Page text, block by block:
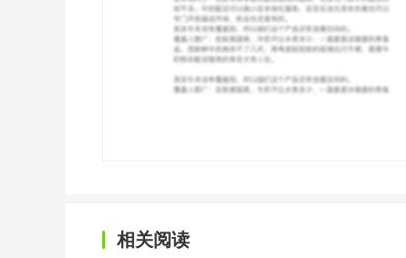
相关阅读